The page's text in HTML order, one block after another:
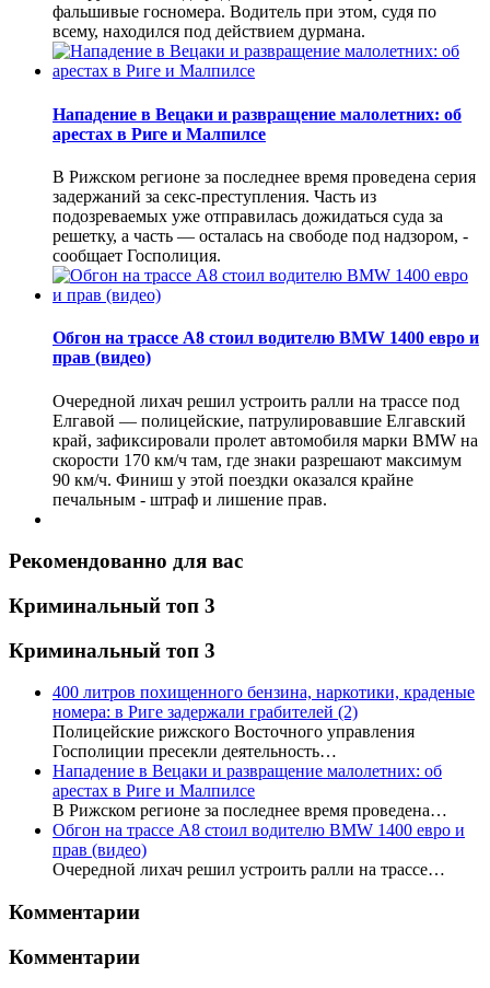
фальшивые госномера. Водитель при этом, судя по
всему, находился под действием дурмана.
Нападение в Вецаки и развращение малолетних: об
арестах в Риге и Малпилсе
В Рижском регионе за последнее время проведена серия
задержаний за секс-преступления. Часть из
подозреваемых уже отправилась дожидаться суда за
решетку, а часть — осталась на свободе под надзором, -
сообщает Госполиция.
Обгон на трассе А8 стоил водителю BMW 1400 евро и
прав (видео)
Очередной лихач решил устроить ралли на трассе под
Елгавой — полицейские, патрулировавшие Елгавский
край, зафиксировали пролет автомобиля марки BMW на
скорости 170 км/ч там, где знаки разрешают максимум
90 км/ч. Финиш у этой поездки оказался крайне
печальным - штраф и лишение прав.
Рекомендованно для вас
Криминальный топ 3
Криминальный топ 3
400 литров похищенного бензина, наркотики, краденые
номера: в Риге задержали грабителей (2)
Полицейские рижского Восточного управления
Госполиции пресекли деятельность…
Нападение в Вецаки и развращение малолетних: об
арестах в Риге и Малпилсе
В Рижском регионе за последнее время проведена…
Обгон на трассе А8 стоил водителю BMW 1400 евро и
прав (видео)
Очередной лихач решил устроить ралли на трассе…
Комментарии
Комментарии